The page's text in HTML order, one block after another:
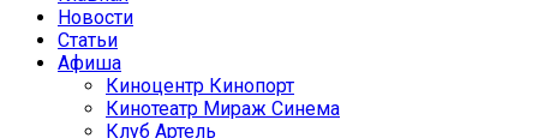
Новости
Статьи
Афиша
Киноцентр Кинопорт
Кинотеатр Мираж Синема
Клуб Артель